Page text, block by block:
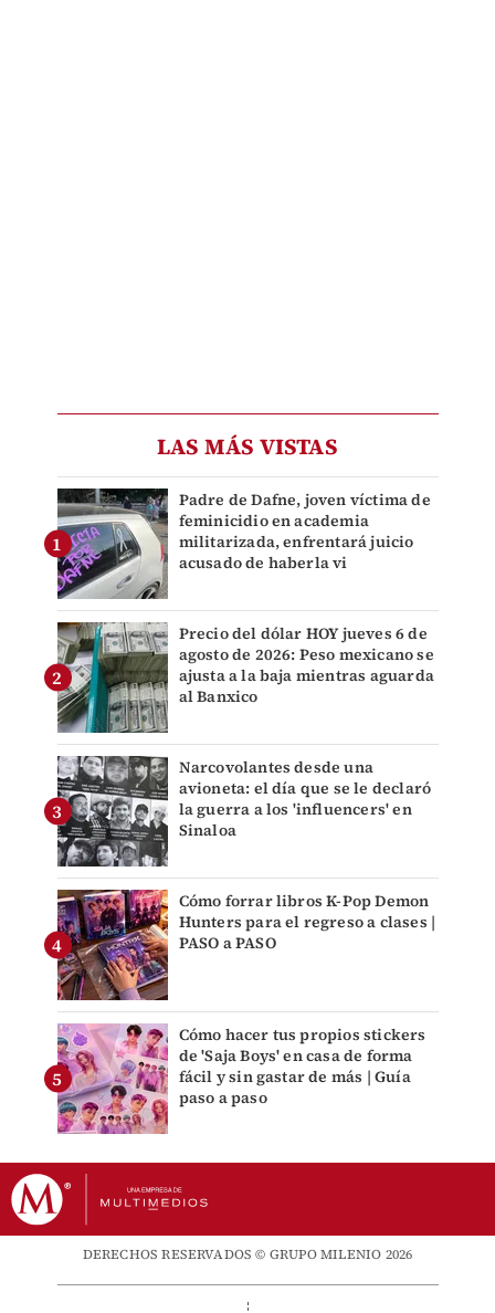
LAS MÁS VISTAS
Padre de Dafne, joven víctima de
feminicidio en academia
militarizada, enfrentará juicio
acusado de haberla vi
Precio del dólar HOY jueves 6 de
agosto de 2026: Peso mexicano se
ajusta a la baja mientras aguarda
al Banxico
Narcovolantes desde una
avioneta: el día que se le declaró
la guerra a los 'influencers' en
Sinaloa
Cómo forrar libros K-Pop Demon
Hunters para el regreso a clases |
PASO a PASO
Cómo hacer tus propios stickers
de 'Saja Boys' en casa de forma
fácil y sin gastar de más | Guía
paso a paso
DERECHOS RESERVADOS © GRUPO MILENIO 2026